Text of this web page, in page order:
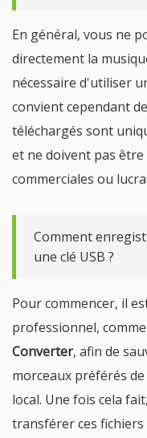
En général, vous ne
directement la
nécessaire d'utiliser
convient cependant
téléchargés sont
et ne doivent pas
commerciales ou
Comment
une clé USB ?
Pour commencer, il
professionnel, comme
Converter, afin de
morceaux préférés
local. Une fois cela
transférer ces fichiers